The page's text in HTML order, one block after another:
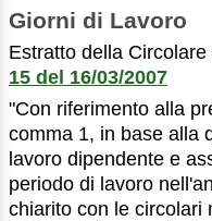
Giorni di Lavoro
Estratto della
15 del 16/03/2007
"Con riferimento alla
comma 1, in base alla
lavoro dipendente e
periodo di lavoro
chiarito con le circolari